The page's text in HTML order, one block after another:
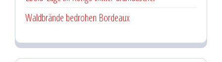
Waldbrände bedrohen Bordeaux